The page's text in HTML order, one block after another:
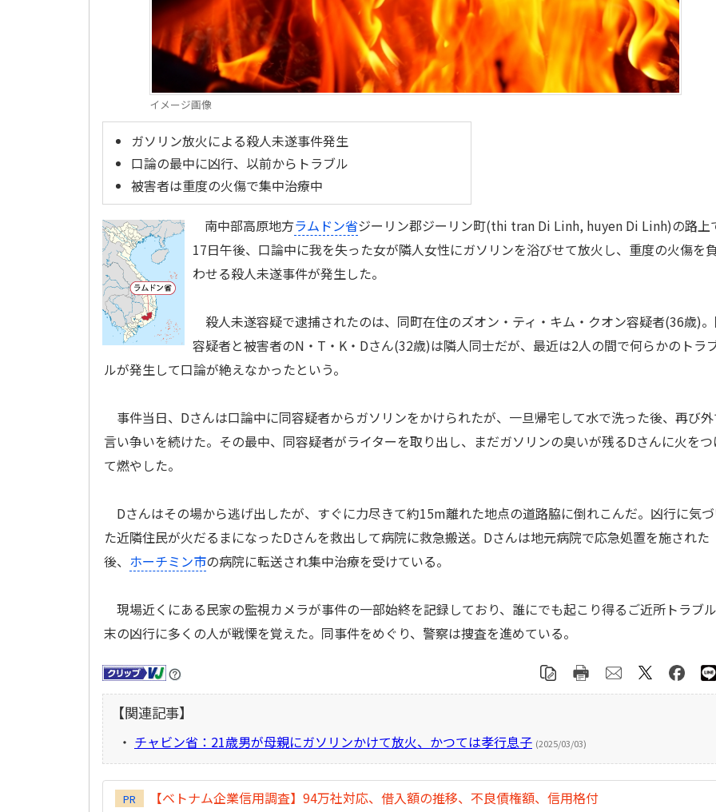
イメージ画像
ガソリン放火による殺人未遂事件発生
口論の最中に凶行、以前からトラブル
被害者は重度の火傷で集中治療中
南中部高原地方ラムドン省ジーリン郡ジーリン町(thi tran Di Linh, huyen Di Linh)の路上
17日午後、口論中に我を失った女が隣人女性にガソリンを浴びせて放火し、重度の火傷を負
わせる殺人未遂事件が発生した。
殺人未遂容疑で逮捕されたのは、同町在住のズオン・ティ・キム・クオン容疑者(36歳)
容疑者と被害者のN・T・K・Dさん(32歳)は隣人同士だが、最近は2人の間で何らかのトラ
ルが発生して口論が絶えなかったという。
事件当日、Dさんは口論中に同容疑者からガソリンをかけられたが、一旦帰宅して水で洗った後、再び
言い争いを続けた。その最中、同容疑者がライターを取り出し、まだガソリンの臭いが残るDさんに火をつ
て燃やした。
Dさんはその場から逃げ出したが、すぐに力尽きて約15m離れた地点の道路脇に倒れこんだ。凶行に気
た近隣住民が火だるまになったDさんを救出して病院に救急搬送。Dさんは地元病院で応急処置を施された
後、 ホーチミン市の病院に転送され集中治療を受けている。
現場近くにある民家の監視カメラが事件の一部始終を記録しており、誰にでも起こり得るご近所トラブ
末の凶行に多くの人が戦慄を覚えた。同事件をめぐり、警察は捜査を進めている。
【関連記事】
・ チャビン省：21歳男が母親にガソリンかけて放火、かつては孝行息子 (2025/03/03)
PR 【ベトナム企業信用調査】94万社対応、借入額の推移、不良債権額、信用格付